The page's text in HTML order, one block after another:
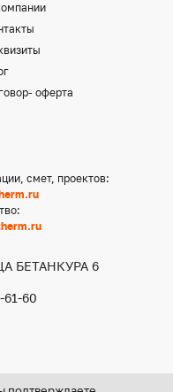
оферта
смет, проектов:
БЕТАНКУРА 6
61-60